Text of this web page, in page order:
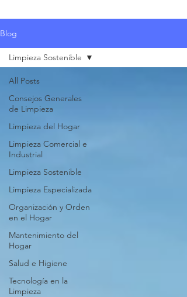
Blog
All Posts
Consejos Generales
de Limpieza
Limpieza del Hogar
Limpieza Comercial e
Industrial
Limpieza Sostenible
Limpieza Especializada
Organización y Orden
en el Hogar
Mantenimiento del
Hogar
Salud e Higiene
Tecnología en la
Limpieza
Limpieza Sostenible